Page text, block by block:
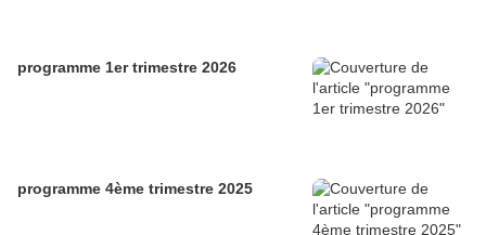
programme 1er trimestre 2026
programme 4ème trimestre 2025